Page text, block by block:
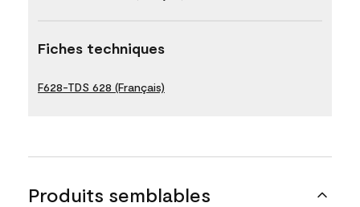
Fiches techniques
F628-TDS 628 (Français)
Produits semblables